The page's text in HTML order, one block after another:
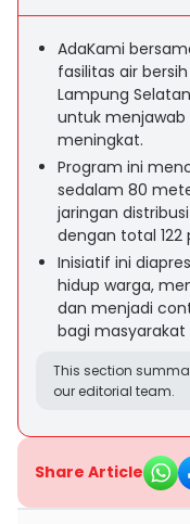
AdaKami
fasilitas air
Lampung
untuk
meningkat.
Program ini
sedalam 80
jaringan
dengan total 122
Inisiatif ini
hidup warga,
dan menjadi
bagi masyarakat
This section
our editorial team.
Share Article